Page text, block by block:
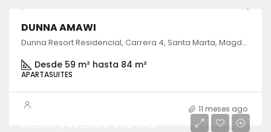
DUNNA AMAWI
Dunna Resort Residencial, Carrera 4, Santa Marta, Magdalena, Colombia
Desde 59 m² hasta 84 m²
APARTASUITES
11 meses ago